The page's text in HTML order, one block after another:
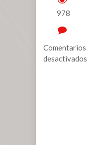
978
Comentarios
desactivados